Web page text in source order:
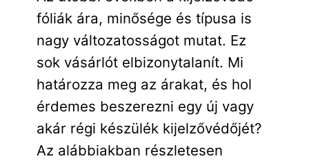
fóliák ára, minősége és típusa is
nagy változatosságot mutat. Ez
sok vásárlót elbizonytalanít. Mi
határozza meg az árakat, és hol
érdemes beszerezni egy új vagy
akár régi készülék kijelzővédőjét?
Az alábbiakban részletesen